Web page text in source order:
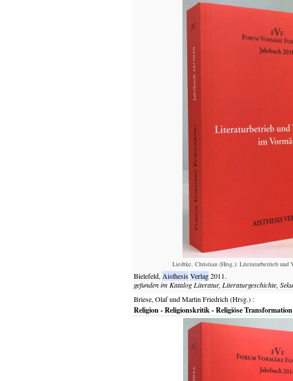
Liedtke, Christian (Hrsg.): Literaturbetrieb und
Bielefeld, Aisthesis Verlag 2011.
gefunden im Katalog Literatur, Literaturgeschichte,
Briese, Olaf und Martin Friedrich (Hrsg.):
Religion - Religionskritik - Religiöse